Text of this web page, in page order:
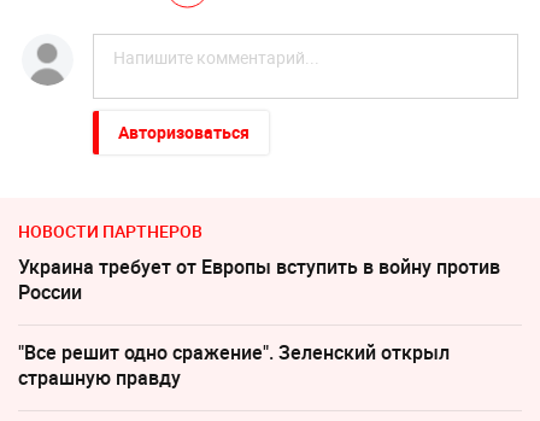
Авторизоваться
НОВОСТИ ПАРТНЕРОВ
Украина требует от Европы вступить в войну против
России
"Все решит одно сражение". Зеленский открыл
страшную правду